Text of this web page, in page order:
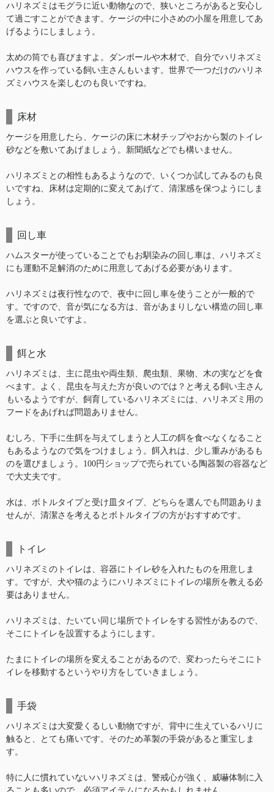
ハリネズミはモグラに近い動物なので、狭いところがあると安心し
て過ごすことができます。ケージの中に小さめの小屋を用意してあ
げるようにしましょう。
太めの筒でも喜びますよ。ダンボールや木材で、自分でハリネズミ
ハウスを作っている飼い主さんもいます。世界で一つだけのハリネ
ズミハウスを楽しむのも良いですね。
床材
ケージを用意したら、ケージの床に木材チップやおから製のトイレ
砂などを敷いてあげましょう。新聞紙などでも構いません。
ハリネズミとの相性もあるようなので、いくつか試してみるのも良
いですね、床材は定期的に変えてあげて、清潔感を保つようにしま
しょう。
回し車
ハムスターが使っていることでもお馴染みの回し車は、ハリネズミ
にも運動不足解消のために用意してあげる必要があります。
ハリネズミは夜行性なので、夜中に回し車を使うことが一般的で
す。ですので、音が気になる方は、音があまりしない構造の回し車
を選ぶと良いですよ。
餌と水
ハリネズミは、主に昆虫や両生類、爬虫類、果物、木の実などを食
べます。よく、昆虫を与えた方が良いのでは？と考える飼い主さん
もいるようですが、飼育しているハリネズミには、ハリネズミ用の
フードをあげれば問題ありません。
むしろ、下手に生餌を与えてしまうと人工の餌を食べなくなること
もあるようなので気をつけましょう。餌入れは、少し重みがあるも
のを選びましょう。100円ショップで売られている陶器製の容器など
で大丈夫です。
水は、ボトルタイプと受け皿タイプ、どちらを選んでも問題ありま
せんが、清潔さを考えるとボトルタイプの方がおすすめです。
トイレ
ハリネズミのトイレは、容器にトイレ砂を入れたものを用意しま
す。ですが、犬や猫のようにハリネズミにトイレの場所を教える必
要はありません。
ハリネズミは、たいてい同じ場所でトイレをする習性があるので、
そこにトイレを設置するようにします。
たまにトイレの場所を変えることがあるので、変わったらそこにト
イレを移動するというやり方をしていきましょう。
手袋
ハリネズミは大変愛くるしい動物ですが、背中に生えているハリに
触ると、とても痛いです。そのため革製の手袋があると重宝しま
す。
特に人に慣れていないハリネズミは、警戒心が強く、威嚇体制に入